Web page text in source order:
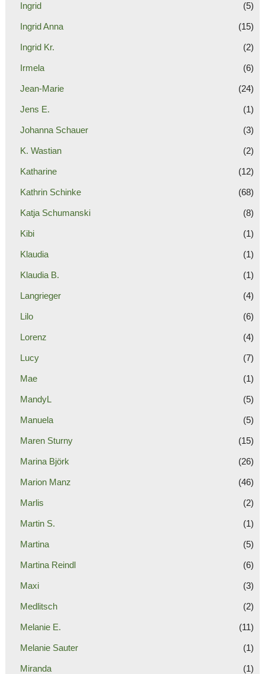
Ingrid (5)
Ingrid Anna (15)
Ingrid Kr. (2)
Irmela (6)
Jean-Marie (24)
Jens E. (1)
Johanna Schauer (3)
K. Wastian (2)
Katharine (12)
Kathrin Schinke (68)
Katja Schumanski (8)
Kibi (1)
Klaudia (1)
Klaudia B. (1)
Langrieger (4)
Lilo (6)
Lorenz (4)
Lucy (7)
Mae (1)
MandyL (5)
Manuela (5)
Maren Sturny (15)
Marina Björk (26)
Marion Manz (46)
Marlis (2)
Martin S. (1)
Martina (5)
Martina Reindl (6)
Maxi (3)
Medlitsch (2)
Melanie E. (11)
Melanie Sauter (1)
Miranda (1)